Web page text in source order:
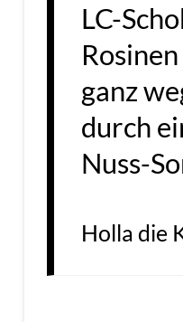
LC-
ganz
durch
Nuss-
Holla die